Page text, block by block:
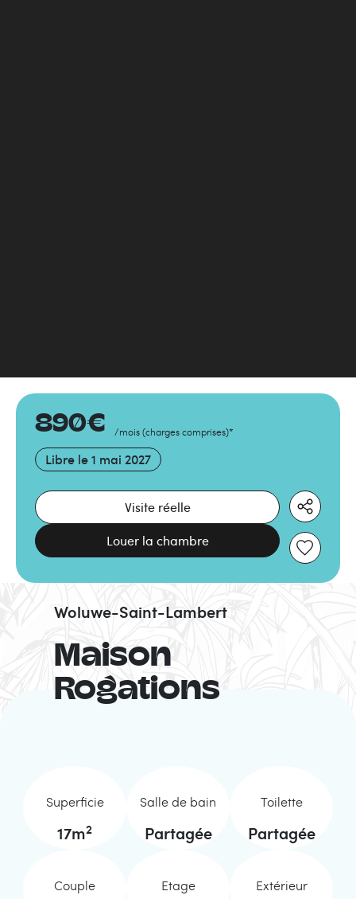
890€ /mois (charges comprises)*
Libre le 1 mai 2027
Visite réelle
Louer la chambre
Maison
Rogations
Woluwe-Saint-Lambert
Superficie
17m2
Salle de bain
Partagée
Toilette
Partagée
Couple Etage Extérieur